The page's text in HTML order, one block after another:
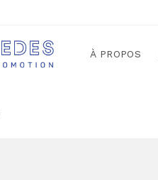
À PROPOS